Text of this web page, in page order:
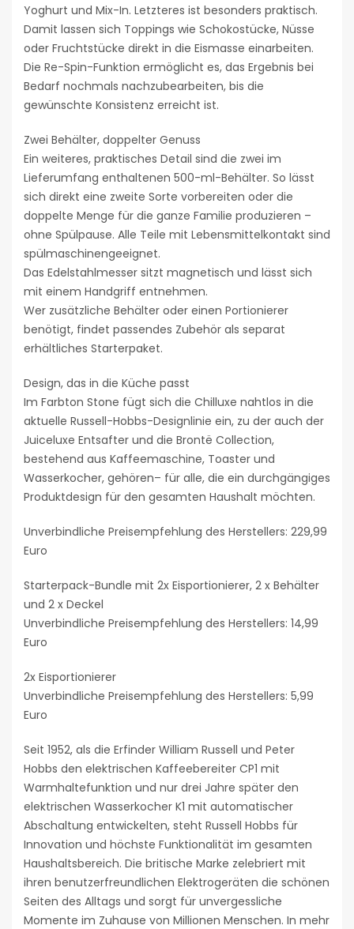
Yoghurt und Mix-In. Letzteres ist besonders praktisch.
Damit lassen sich Toppings wie Schokostücke, Nüsse
oder Fruchtstücke direkt in die Eismasse einarbeiten.
Die Re-Spin-Funktion ermöglicht es, das Ergebnis bei
Bedarf nochmals nachzubearbeiten, bis die
gewünschte Konsistenz erreicht ist.
Zwei Behälter, doppelter Genuss
Ein weiteres, praktisches Detail sind die zwei im
Lieferumfang enthaltenen 500-ml-Behälter. So lässt
sich direkt eine zweite Sorte vorbereiten oder die
doppelte Menge für die ganze Familie produzieren –
ohne Spülpause. Alle Teile mit Lebensmittelkontakt sind
spülmaschinengeeignet.
Das Edelstahlmesser sitzt magnetisch und lässt sich
mit einem Handgriff entnehmen.
Wer zusätzliche Behälter oder einen Portionierer
benötigt, findet passendes Zubehör als separat
erhältliches Starterpaket.
Design, das in die Küche passt
Im Farbton Stone fügt sich die Chilluxe nahtlos in die
aktuelle Russell-Hobbs-Designlinie ein, zu der auch der
Juiceluxe Entsafter und die Brontë Collection,
bestehend aus Kaffeemaschine, Toaster und
Wasserkocher, gehören– für alle, die ein durchgängiges
Produktdesign für den gesamten Haushalt möchten.
Unverbindliche Preisempfehlung des Herstellers: 229,99
Euro
Starterpack-Bundle mit 2x Eisportionierer, 2 x Behälter
und 2 x Deckel
Unverbindliche Preisempfehlung des Herstellers: 14,99
Euro
2x Eisportionierer
Unverbindliche Preisempfehlung des Herstellers: 5,99
Euro
Seit 1952, als die Erfinder William Russell und Peter
Hobbs den elektrischen Kaffeebereiter CP1 mit
Warmhaltefunktion und nur drei Jahre später den
elektrischen Wasserkocher K1 mit automatischer
Abschaltung entwickelten, steht Russell Hobbs für
Innovation und höchste Funktionalität im gesamten
Haushaltsbereich. Die britische Marke zelebriert mit
ihren benutzerfreundlichen Elektrogeräten die schönen
Seiten des Alltags und sorgt für unvergessliche
Momente im Zuhause von Millionen Menschen. In mehr